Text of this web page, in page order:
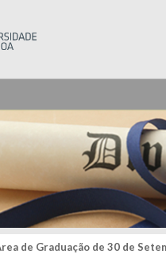
de Graduação de 30 de